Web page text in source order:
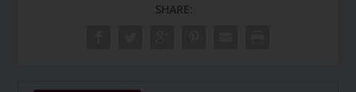
SHARE: